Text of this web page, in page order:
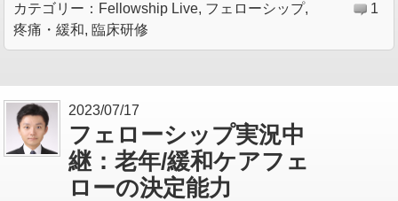
カテゴリー： Fellowship Live, フェローシップ,
疼痛・緩和, 臨床研修
1
2023/07/17
フェローシップ実況中
継：老年/緩和ケアフェ
ローの決定能力